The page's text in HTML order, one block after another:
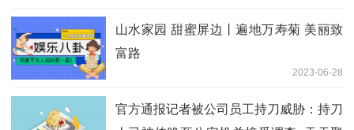
山水家园 甜蜜屏边丨遍地万寿菊 美丽致
富路
2023-06-28
官方通报记者被公司员工持刀威胁：持刀